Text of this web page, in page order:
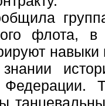
группа
флота,
навыки
знании
Федерации.